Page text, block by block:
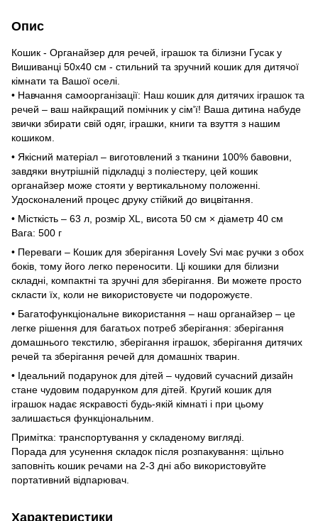
Опис
Кошик - Органайзер для речей, іграшок та білизни Гусак у
Вишиванці 50х40 см - стильний та зручний кошик для дитячої
кімнати та Вашої оселі.
• Навчання самоорганізації: Наш кошик для дитячих іграшок та
речей – ваш найкращий помічник у сім'ї! Ваша дитина набуде
звички збирати свій одяг, іграшки, книги та взуття з нашим
кошиком.
• Якісний матеріал – виготовлений з тканини 100% бавовни,
завдяки внутрішній підкладці з поліестеру, цей кошик
органайзер може стояти у вертикальному положенні.
Удосконалений процес друку стійкий до вицвітання.
• Місткість – 63 л, розмір XL, висота 50 см × діаметр 40 см
Вага: 500 г
• Переваги – Кошик для зберігання Lovely Svi має ручки з обох
боків, тому його легко переносити. Ці кошики для білизни
складні, компактні та зручні для зберігання. Ви можете просто
скласти їх, коли не використовуєте чи подорожуєте.
• Багатофункціональне використання – наш органайзер – це
легке рішення для багатьох потреб зберігання: зберігання
домашнього текстилю, зберігання іграшок, зберігання дитячих
речей та зберігання речей для домашніх тварин.
• Ідеальний подарунок для дітей – чудовий сучасний дизайн
стане чудовим подарунком для дітей. Кругий кошик для
іграшок надає яскравості будь-якій кімнаті і при цьому
залишається функціональним.
Примітка: транспортування у складеному вигляді.
Порада для усунення складок після розпакування: щільно
заповніть кошик речами на 2-3 дні або використовуйте
портативний відпарювач.
Характеристики